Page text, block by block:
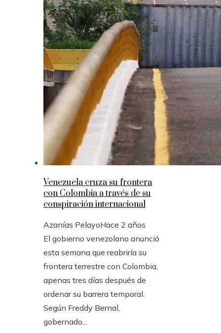
Venezuela cruza su frontera
con Colombia a través de su
conspiración internacional
Azanías PelayoHace 2 años
El gobierno venezolano anunció
esta semana que reabriría su
frontera terrestre con Colombia,
apenas tres días después de
ordenar su barrera temporal.
Según Freddy Bernal,
gobernado...